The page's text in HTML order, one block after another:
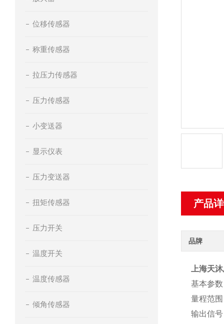
产品
品牌
上海天
基本参
量程范
输出信
位移传感器
称重传感器
拉压力传感器
压力传感器
小变送器
显示仪表
压力变送器
扭矩传感器
压力开关
温度开关
温度传感器
倾角传感器